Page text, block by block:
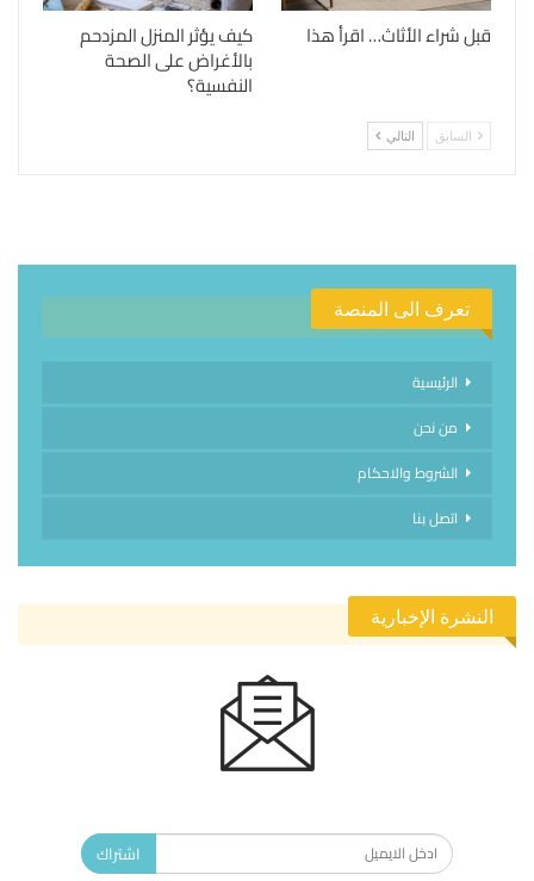
قبل شراء الأثاث… اقرأ هذا كيف يؤثر المنزل المزدحم
بالأغراض على الصحة
النفسية؟
السابق التالي
تعرف الى المنصة
الرئيسية
من نحن
الشروط والاحكام
اتصل بنا
النشرة الإخبارية
اشتراك